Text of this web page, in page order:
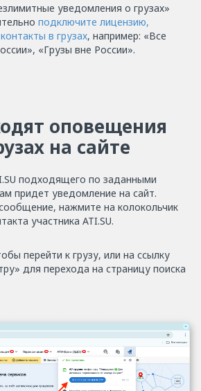
уведомления о грузах»
подключите лицензию,
в грузах, например: «Все
«Грузы вне России».
оповещения
на сайте
подходящего по заданными
придет уведомление на сайт.
нажмите на колокольчик
участника ATI.SU.
перейти к грузу, или на ссылку
для перехода на страницу поиска